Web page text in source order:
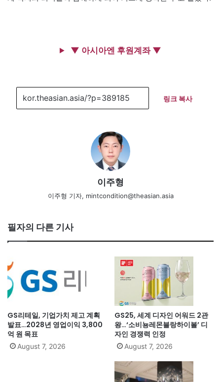
▼ 아시아엔 후원계좌 ▼
링크 복사
이주형
이주형 기자, mintcondition@theasian.asia
필자의 다른 기사
GS리테일, 기업가치 제고 계획
발표…2028년 영업이익 3,800
억 원 목표
August 7, 2026
GS25, 세계 디자인 어워드 2관
왕…‘소비뇽레몬블랑하이볼’ 디
자인 경쟁력 인정
August 7, 2026